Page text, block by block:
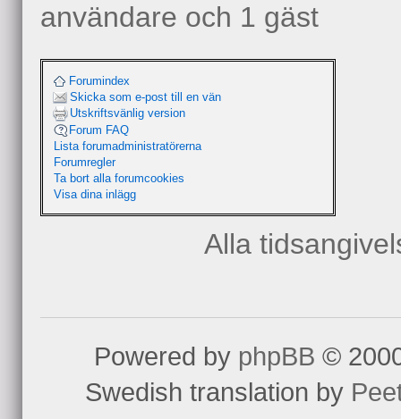
användare och 1 gäst
Forumindex
Skicka som e-post till en vän
Utskriftsvänlig version
Forum FAQ
Lista forumadministratörerna
Forumregler
Ta bort alla forumcookies
Visa dina inlägg
Alla
Powered by phpBB ©
Swedish translation by